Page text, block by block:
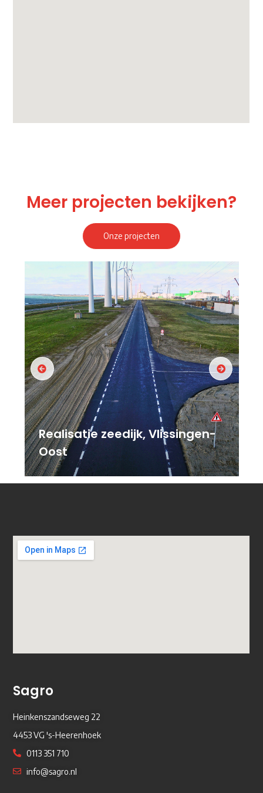
Meer projecten bekijken?
Onze projecten
Realisatie zeedijk, Vlissingen-
Oost
Sagro
Heinkenszandseweg 22
4453 VG 's-Heerenhoek
0113 351 710
info@sagro.nl